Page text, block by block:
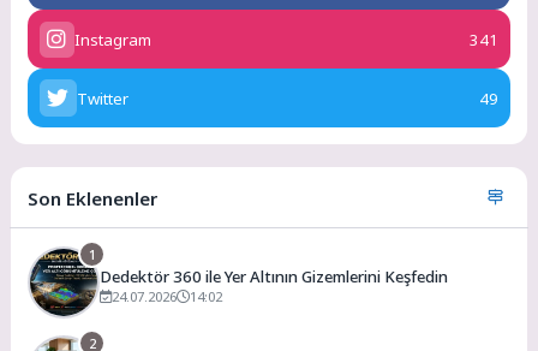
Instagram 341
Twitter 49
Son Eklenenler
1
Dedektör 360 ile Yer Altının Gizemlerini Keşfedin
24.07.2026 14:02
2